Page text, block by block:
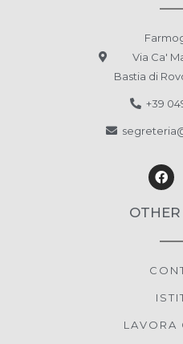
Via Sant' Andrea, 70
Via Ca'
Bastia di
+39
OTHER
LAVORA